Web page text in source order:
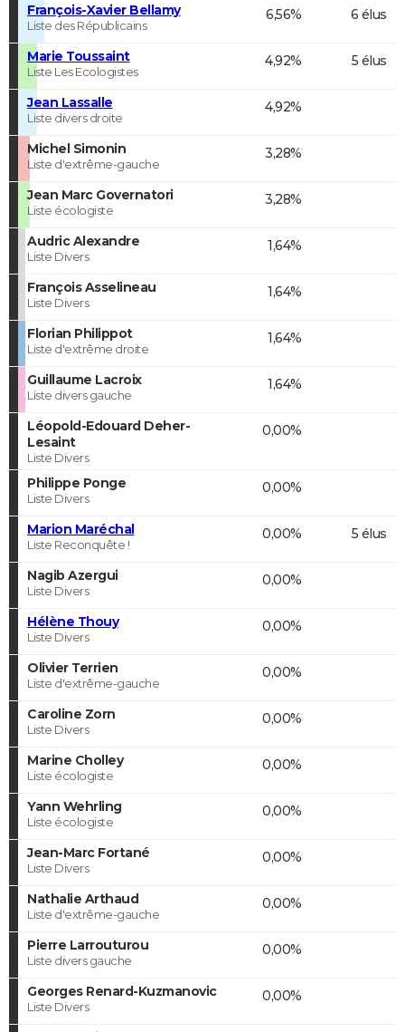
François-Xavier Bellamy
Liste des Républicains
6,56% 6 élus
Marie Toussaint
Liste Les Ecologistes
4,92% 5 élus
Jean Lassalle
Liste divers droite
4,92%
Michel Simonin
Liste d'extrême-gauche
3,28%
Jean Marc Governatori
Liste écologiste
3,28%
Audric Alexandre
Liste Divers
1,64%
François Asselineau
Liste Divers
1,64%
Florian Philippot
Liste d'extrême droite
1,64%
Guillaume Lacroix
Liste divers gauche
1,64%
Léopold-Edouard Deher-
Lesaint
Liste Divers
0,00%
Philippe Ponge
Liste Divers
0,00%
Marion Maréchal
Liste Reconquête !
0,00% 5 élus
Nagib Azergui
Liste Divers
0,00%
Hélène Thouy
Liste Divers
0,00%
Olivier Terrien
Liste d'extrême-gauche
0,00%
Caroline Zorn
Liste Divers
0,00%
Marine Cholley
Liste écologiste
0,00%
Yann Wehrling
Liste écologiste
0,00%
Jean-Marc Fortané
Liste Divers
0,00%
Nathalie Arthaud
Liste d'extrême-gauche
0,00%
Pierre Larrouturou
Liste divers gauche
0,00%
Georges Renard-Kuzmanovic
Liste Divers
0,00%